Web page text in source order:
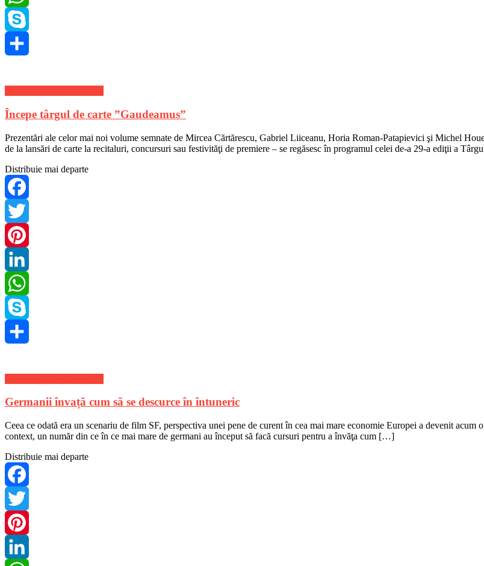
WhatsApp
Skype
Începe târgul de carte ”Gaudeamus”
Prezentări ale celor mai noi volume semnate de Mircea Cărtărescu, Gabriel Liiceanu, Horia Roman-Patapievici şi Michel
de la lansări de carte la recitaluri, concursuri sau festivităţi de premiere – se regăsesc în programul celei de-a 29-a ediţii a
Distribuie mai departe
Facebook
Twitter
Pinterest
LinkedIn
WhatsApp
Skype
Germanii învață cum să se descurce în întuneric
Ceea ce odată era un scenariu de film SF, perspectiva unei pene de curent în cea mai mare economie Europei a devenit
context, un număr din ce în ce mai mare de germani au început să facă cursuri pentru a învăţa cum […]
Distribuie mai departe
Facebook
Twitter
Pinterest